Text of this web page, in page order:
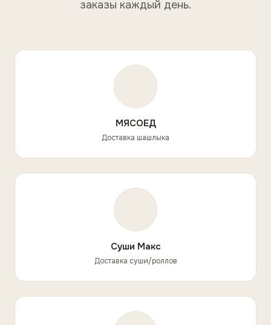
заказы каждый день.
МЯСОЕД
Доставка шашлыка
Суши Макс
Доставка суши/роллов